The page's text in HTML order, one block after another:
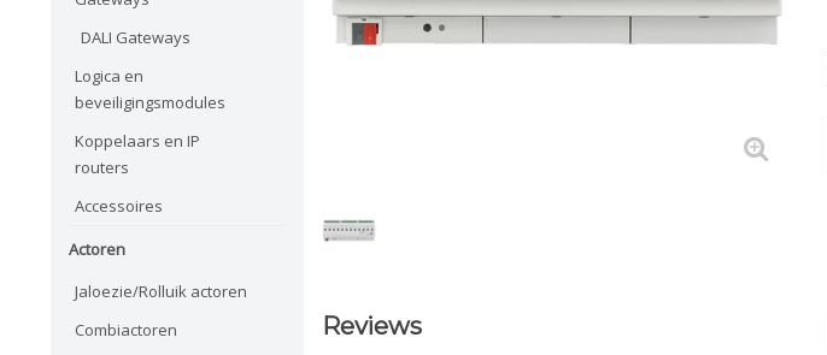
DALI Gateways
Logica en
beveiligingsmodules
Koppelaars en IP
routers
Accessoires
Actoren
Jaloezie/Rolluik actoren
Combiactoren
Reviews